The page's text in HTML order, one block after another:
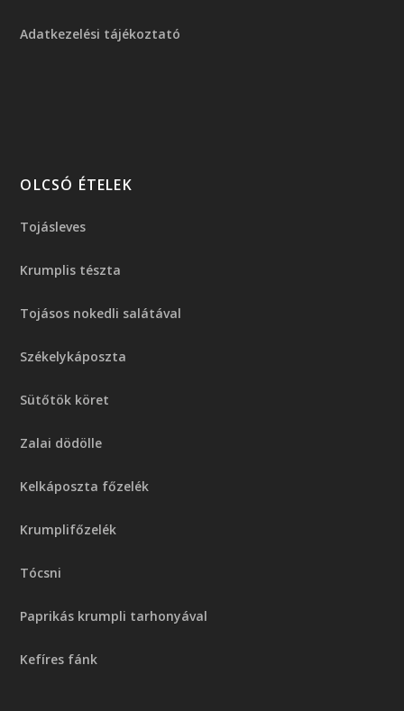
Adatkezelési tájékoztató
OLCSÓ ÉTELEK
Tojásleves
Krumplis tészta
Tojásos nokedli salátával
Székelykáposzta
Sütőtök köret
Zalai dödölle
Kelkáposzta főzelék
Krumplifőzelék
Tócsni
Paprikás krumpli tarhonyával
Kefíres fánk